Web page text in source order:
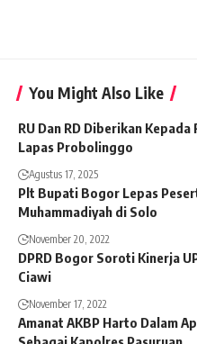
You Might Also Like
RU Dan RD Diberikan Kepada
Lapas Probolinggo
Agustus 17, 2025
Plt Bupati Bogor Lepas
Muhammadiyah di Solo
November 20, 2022
DPRD Bogor Soroti Kinerja
Ciawi
November 17, 2022
Amanat AKBP Harto Dalam